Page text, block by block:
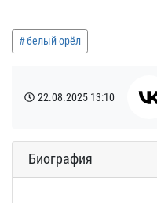
белый орёл
22.08.2025 13:10
Биография